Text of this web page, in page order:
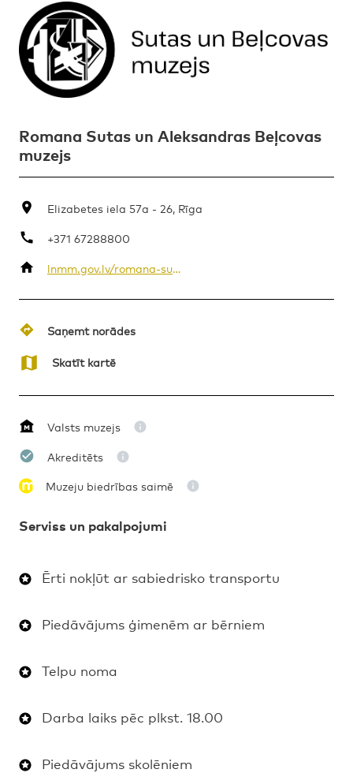
Romana Sutas un Aleksandras Beļcovas
muzejs
Elizabetes iela 57a - 26, Rīga
+371 67288800
lnmm.gov.lv/romana-sutas-un-aleksandras-belcovas-muzejs/apmekle/kontakti
Saņemt norādes
Skatīt kartē
Valsts muzejs
Akreditēts
Muzeju biedrības saimē
Serviss un pakalpojumi
Ērti nokļūt ar sabiedrisko transportu
Piedāvājums ģimenēm ar bērniem
Telpu noma
Darba laiks pēc plkst. 18.00
Piedāvājums skolēniem